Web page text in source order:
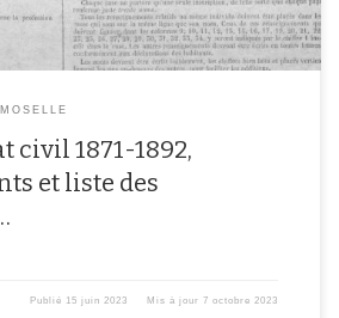
civil 1871-1892,
et liste des
Publié 15 juin 2023 Mis à jour7 octobre 2023